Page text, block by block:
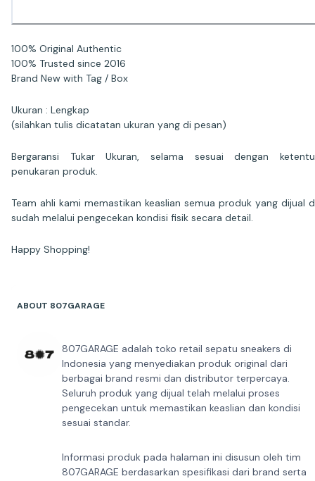
100% Original Authentic
100% Trusted since 2016
Brand New with Tag / Box
Ukuran : Lengkap
(silahkan tulis dicatatan ukuran yang di pesan)
Bergaransi Tukar Ukuran, selama sesuai dengan
penukaran produk.
Team ahli kami memastikan keaslian semua produk yang dijual
sudah melalui pengecekan kondisi fisik secara detail.
Happy Shopping!
ABOUT 807GARAGE
807GARAGE adalah toko retail sepatu sneakers di
Indonesia yang menyediakan produk original dari
berbagai brand resmi dan distributor terpercaya.
Seluruh produk yang dijual telah melalui proses
pengecekan untuk memastikan keaslian dan kondisi
sesuai standar.
Informasi produk pada halaman ini disusun oleh tim
807GARAGE berdasarkan spesifikasi dari brand serta